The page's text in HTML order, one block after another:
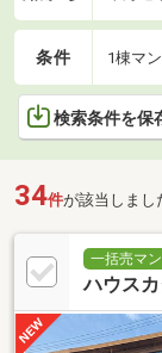
条件 1棟マ
検索条件を保
34件が該当しまし
一括売マ
ハウス